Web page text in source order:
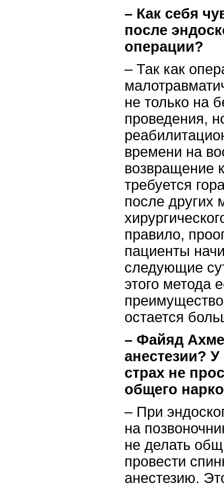
– Как себя
после
операции?
– Так как
не только на
проведения,
времени на
возвращение
требуется
после других
правило,
пациенты
следующие
этого метода
остается
– Файяд
анестезии?
страх не
общего
– При
на
не делать
провести
анестезию.